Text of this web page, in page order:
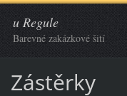
u Regule
Barevné zakázkové šití
Zástěrky